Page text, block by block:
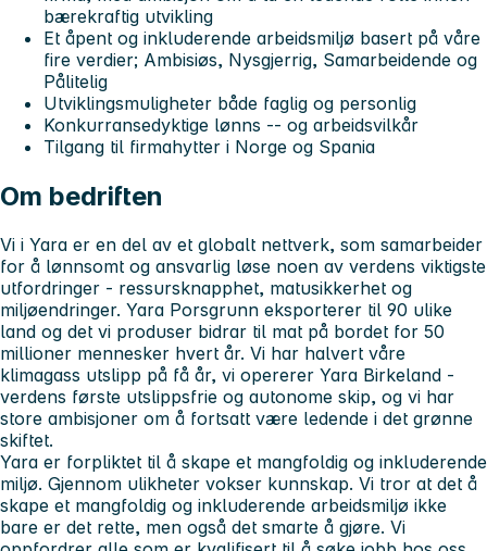
bærekraftig utvikling
Et åpent og inkluderende arbeidsmiljø basert på våre
fire verdier; Ambisiøs, Nysgjerrig, Samarbeidende og
Pålitelig
Utviklingsmuligheter både faglig og personlig
Konkurransedyktige lønns -- og arbeidsvilkår
Tilgang til firmahytter i Norge og Spania
Om bedriften
Vi i Yara er en del av et globalt nettverk, som samarbeider
for å lønnsomt og ansvarlig løse noen av verdens viktigste
utfordringer - ressursknapphet, matusikkerhet og
miljøendringer. Yara Porsgrunn eksporterer til 90 ulike
land og det vi produser bidrar til mat på bordet for 50
millioner mennesker hvert år. Vi har halvert våre
klimagass utslipp på få år, vi opererer Yara Birkeland -
verdens første utslippsfrie og autonome skip, og vi har
store ambisjoner om å fortsatt være ledende i det grønne
skiftet.
Yara er forpliktet til å skape et mangfoldig og inkluderende
miljø. Gjennom ulikheter vokser kunnskap. Vi tror at det å
skape et mangfoldig og inkluderende arbeidsmiljø ikke
bare er det rette, men også det smarte å gjøre. Vi